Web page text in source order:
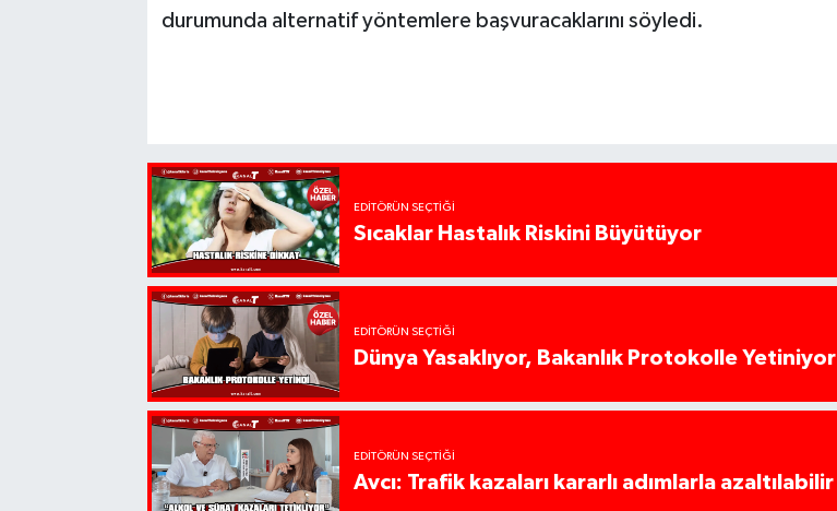
durumunda alternatif yöntemlere başvuracaklarını söyledi.
EDITÖRÜN SEÇTIĞI
Sıcaklar Hastalık Riskini Büyütüyor
EDITÖRÜN SEÇTIĞI
Dünya Yasaklıyor, Bakanlık Protokolle Yetiniyor
EDITÖRÜN SEÇTIĞI
Avcı: Trafik kazaları kararlı adımlarla azaltılabilir